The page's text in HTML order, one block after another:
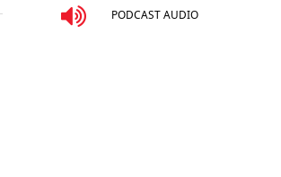
PODCAST AUDIO